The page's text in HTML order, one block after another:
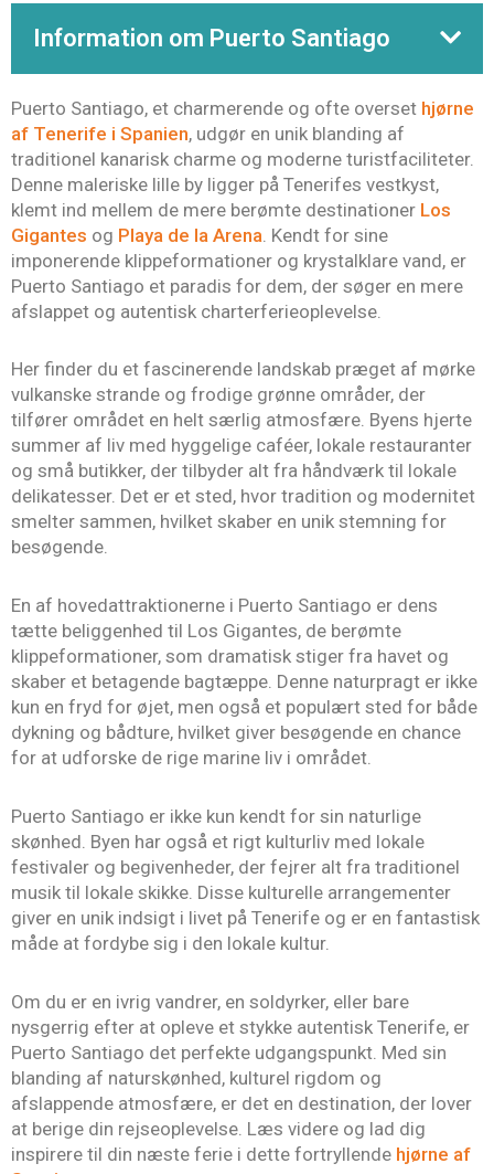
Information om Puerto Santiago
Puerto Santiago, et charmerende og ofte overset hjørne
af Tenerife i Spanien, udgør en unik blanding af
traditionel kanarisk charme og moderne turistfaciliteter.
Denne maleriske lille by ligger på Tenerifes vestkyst,
klemt ind mellem de mere berømte destinationer Los
Gigantes og Playa de la Arena . Kendt for sine
imponerende klippeformationer og krystalklare vand, er
Puerto Santiago et paradis for dem, der søger en mere
afslappet og autentisk charterferieoplevelse.
Her finder du et fascinerende landskab præget af mørke
vulkanske strande og frodige grønne områder, der
tilfører området en helt særlig atmosfære. Byens hjerte
summer af liv med hyggelige caféer, lokale restauranter
og små butikker, der tilbyder alt fra håndværk til lokale
delikatesser. Det er et sted, hvor tradition og modernitet
smelter sammen, hvilket skaber en unik stemning for
besøgende.
En af hovedattraktionerne i Puerto Santiago er dens
tætte beliggenhed til Los Gigantes, de berømte
klippeformationer, som dramatisk stiger fra havet og
skaber et betagende bagtæppe. Denne naturpragt er ikke
kun en fryd for øjet, men også et populært sted for både
dykning og bådture, hvilket giver besøgende en chance
for at udforske de rige marine liv i området.
Puerto Santiago er ikke kun kendt for sin naturlige
skønhed. Byen har også et rigt kulturliv med lokale
festivaler og begivenheder, der fejrer alt fra traditionel
musik til lokale skikke. Disse kulturelle arrangementer
giver en unik indsigt i livet på Tenerife og er en fantastisk
måde at fordybe sig i den lokale kultur.
Om du er en ivrig vandrer, en soldyrker, eller bare
nysgerrig efter at opleve et stykke autentisk Tenerife, er
Puerto Santiago det perfekte udgangspunkt. Med sin
blanding af naturskønhed, kulturel rigdom og
afslappende atmosfære, er det en destination, der lover
at berige din rejseoplevelse. Læs videre og lad dig
inspirere til din næste ferie i dette fortryllende hjørne af